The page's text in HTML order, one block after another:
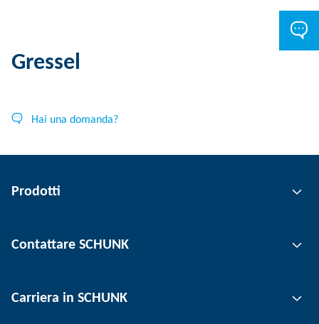
Gressel
Hai una domanda?
Prodotti
Tecnologia di automazione
Tecnica di serraggio del pezzo
Contattare SCHUNK
Sedi
Carriera in SCHUNK